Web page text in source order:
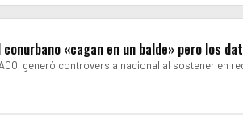
«cagan en un balde» pero los
generó controversia nacional al sostener en